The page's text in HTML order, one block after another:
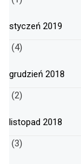
styczeń 2019
(4)
grudzień 2018
(2)
listopad 2018
(3)